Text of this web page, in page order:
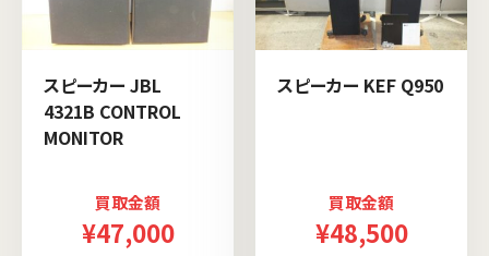
スピーカー JBL
4321B CONTROL
MONITOR
買取金額
¥47,000
スピーカー KEF Q950
買取金額
¥48,500